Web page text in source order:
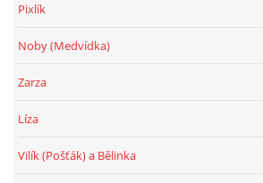
Pixlík
Noby (Medvídka)
Zarza
Líza
Vilík (Pošťák) a Bělinka